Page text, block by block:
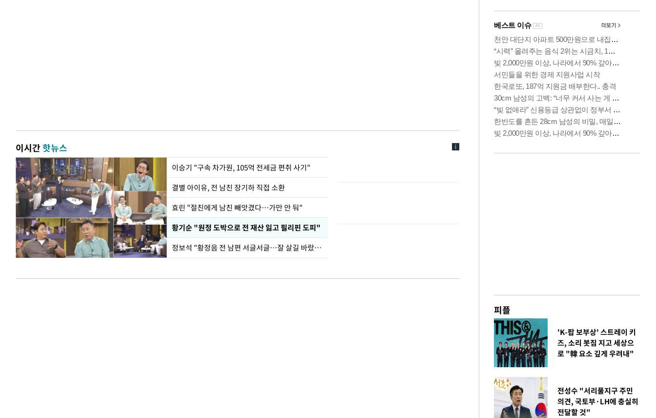
이시간핫뉴스
이승기 "구속 차가원, 105억 전세금 편취 사기"
결별 아이유, 전 남친 장기하 직접 소환
효린 "절친에게 남친 빼앗겼다…가만 안 둬"
황기순 "원정 도박으로 전 재산 잃고 필리핀 도피"
정보석 "황정음 전 남편 서글서글…잘 살길 바랐는데"
피플
'K-팝 보부상' 스트레이 키
즈, 소리 봇짐 지고 세상으
로 "韓 요소 깊게 우려내"
전성수 "서리풀지구 주민
의견, 국토부·LH에 충실히
전달할 것"